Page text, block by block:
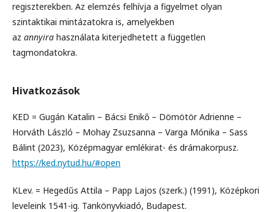
regiszterekben. Az elemzés felhívja a figyelmet olyan
szintaktikai mintázatokra is, amelyekben
az annyira használata kiterjedhetett a független
tagmondatokra.
Hivatkozások
KED = Gugán Katalin – Bácsi Enikő – Dömötör Adrienne –
Horváth László – Mohay Zsuzsanna – Varga Mónika – Sass
Bálint (2023), Középmagyar emlékirat- és drámakorpusz.
https://ked.nytud.hu/#open
KLev. = Hegedűs Attila – Papp Lajos (szerk.) (1991), Középkori
leveleink 1541-ig. Tankönyvkiadó, Budapest.